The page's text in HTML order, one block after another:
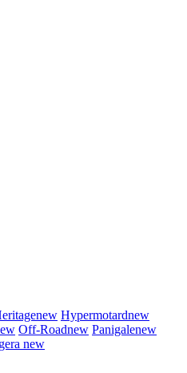
new Hypermotardnew
Off-Roadnew Panigalenew
new